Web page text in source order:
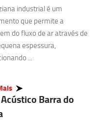
industrial é um
que permite a
do fluxo de ar através de
espessura,
...
Barra do